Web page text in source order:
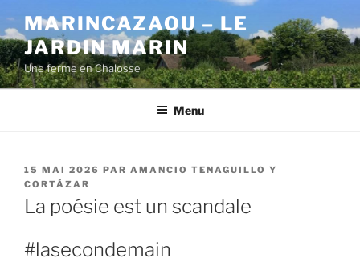
au
contenu
principal
MARINCAZAOU – LE
JARDIN MARIN
Une ferme en Chalosse
Menu
PUBLIÉ
LE
15 MAI 2026 PAR AMANCIO TENAGUILLO Y
CORTÁZAR
La poésie est un scandale
#lasecondemain